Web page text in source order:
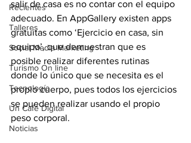
Recientes
Talleres
Social Media Marketing
Turismo On line
Tecnología
Un Café Digital
Noticias
salir de casa es no contar con el equipo
adecuado. En AppGallery existen apps
gratuitas como ‘Ejercicio en casa, sin
equipo’, que demuestran que es
posible realizar diferentes rutinas
donde lo único que se necesita es el
propio cuerpo, pues todos los ejercicios
se pueden realizar usando el propio
peso corporal.